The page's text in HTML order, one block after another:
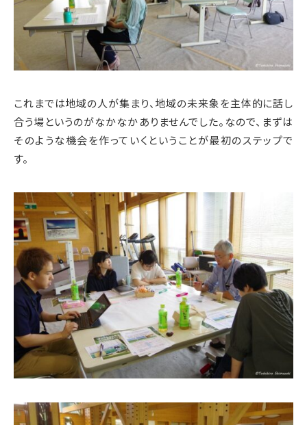
これまでは地域の人が集まり、地域の未来象を主体的に話し
合う場というのがなかなかありませんでした。なので、まずは
そのような機会を作っていくということが最初のステップで
す。